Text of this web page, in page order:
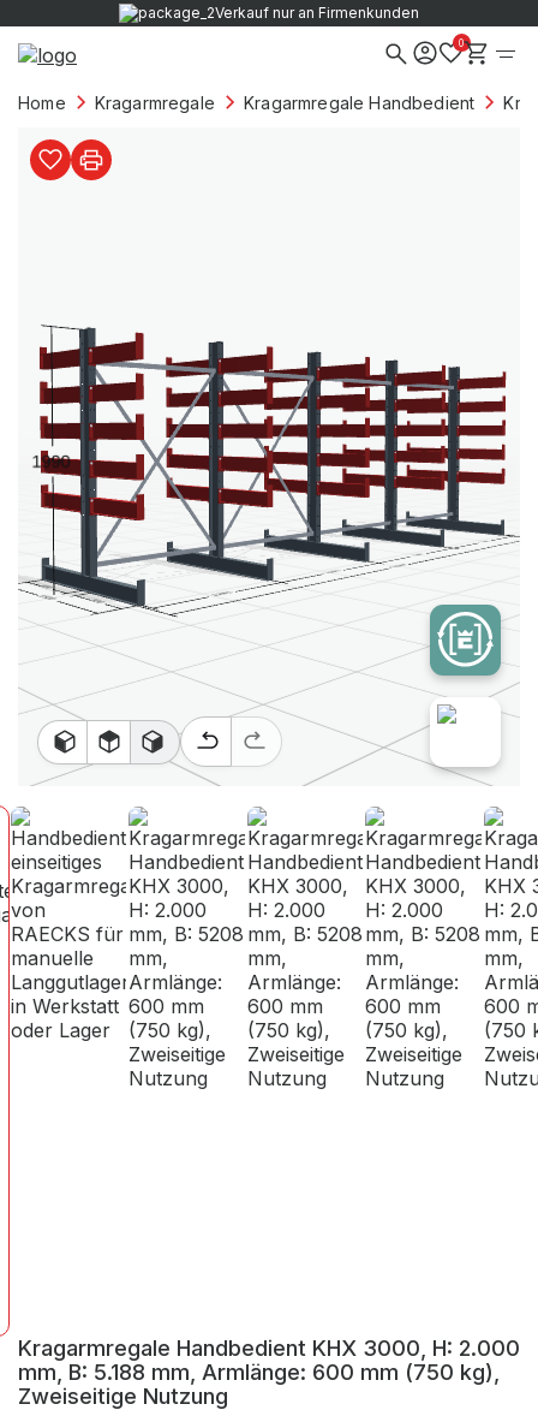
Verkauf nur an Firmenkunden
0
Home Kragarmregale Kragarmregale Handbedient
Kragarmregale Handbedient KHX 3000, H: 2.000
mm, B: 5.188 mm, Armlänge: 600 mm (750 kg),
Zweiseitige Nutzung